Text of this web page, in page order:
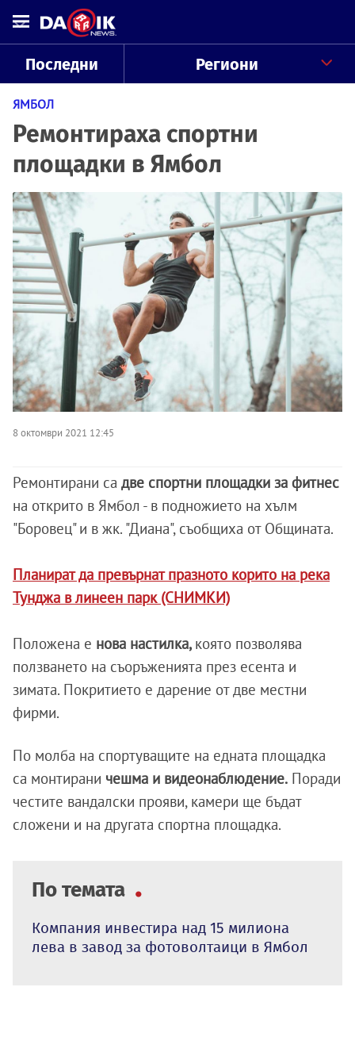
Последни Региони
ЯМБОЛ
Ремонтираха спортни
площадки в Ямбол
8 октомври 2021 12:45
Ремонтирани са две спортни площадки за фитнес
на открито в Ямбол - в подножието на хълм
"Боровец" и в жк. "Диана", съобщиха от Общината.
Планират да превърнат празното корито на река
Тунджа в линеен парк (СНИМКИ)
Положена е нова настилка, която позволява
ползването на съоръженията през есента и
зимата. Покритието е дарение от две местни
фирми.
По молба на спортуващите на едната площадка
са монтирани чешма и видеонаблюдение. Поради
честите вандалски прояви, камери ще бъдат
сложени и на другата спортна площадка.
По темата
Компания инвестира над 15 милиона
лева в завод за фотоволтаици в Ямбол